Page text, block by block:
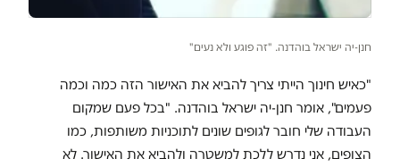
חנן-יה ישראל בוהדנה. "זה פוגע ולא נעים"
"כאיש חינוך הייתי צריך להביא את האישור הזה כמה וכמה
פעמים", אומר חנן-יה ישראל בוהדנה. "בכל פעם שמקום
העבודה שלי חובר לגופים שונים לתוכניות משותפות, כמו
הצופים, אני נדרש ללכת למשטרה ולהביא את האישור. לא